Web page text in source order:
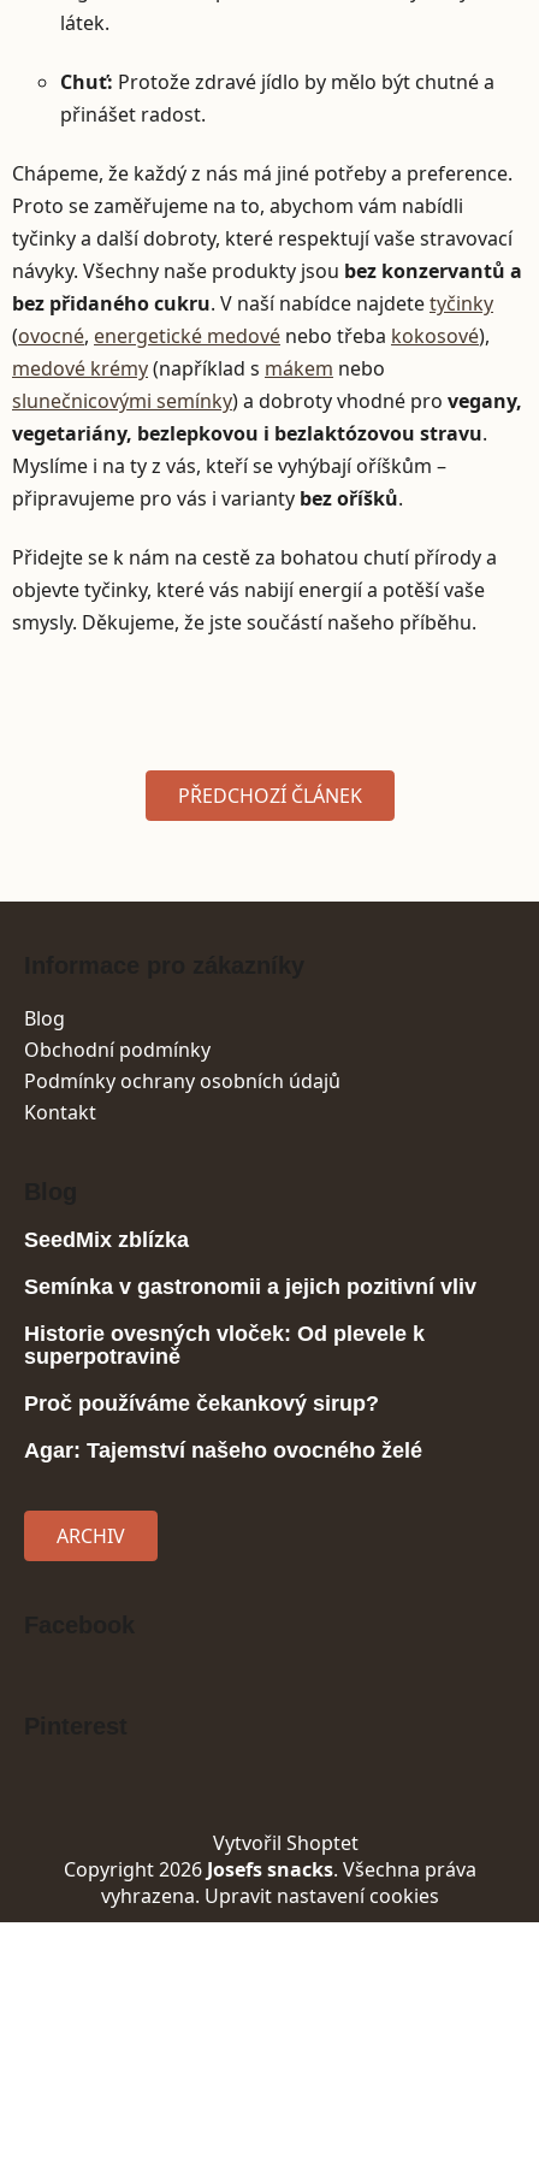
látek.
Chuť: Protože zdravé jídlo by mělo být chutné a
přinášet radost.
Chápeme, že každý z nás má jiné potřeby a preference.
Proto se zaměřujeme na to, abychom vám nabídli
tyčinky a další dobroty, které respektují vaše stravovací
návyky. Všechny naše produkty jsou bez konzervantů a
bez přidaného cukru. V naší nabídce najdetetyčinky
(ovocné, energetické medové nebo třeba kokosové),
medové krémy(například s mákem nebo
slunečnicovými semínky) a dobroty vhodné pro vegany,
vegetariány, bezlepkovou i bezlaktózovou stravu.
Myslíme i na ty z vás, kteří se vyhýbají oříškům –
připravujeme pro vás i varianty bez oříšků.
Přidejte se k nám na cestě za bohatou chutí přírody a
objevte tyčinky, které vás nabijí energií a potěší vaše
smysly. Děkujeme, že jste součástí našeho příběhu.
PŘEDCHOZÍ ČLÁNEK
Blog
Obchodní podmínky
Podmínky ochrany osobních údajů
Kontakt
SeedMix zblízka
Semínka v gastronomii a jejich pozitivní vliv
Historie ovesných vloček: Od plevele k
superpotravině
Proč používáme čekankový sirup?
Agar: Tajemství našeho ovocného želé
ARCHIV
Vytvořil Shoptet
Copyright 2026 Josefs snacks. Všechna práva
vyhrazena. Upravit nastavení cookies